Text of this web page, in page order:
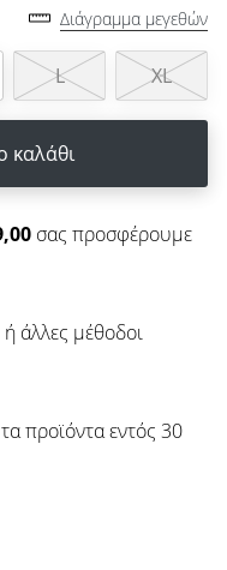
Διάγραμμα μεγεθών
L XL
καλάθι
σας προσφέρουμε
άλλες μέθοδοι
προϊόντα εντός 30